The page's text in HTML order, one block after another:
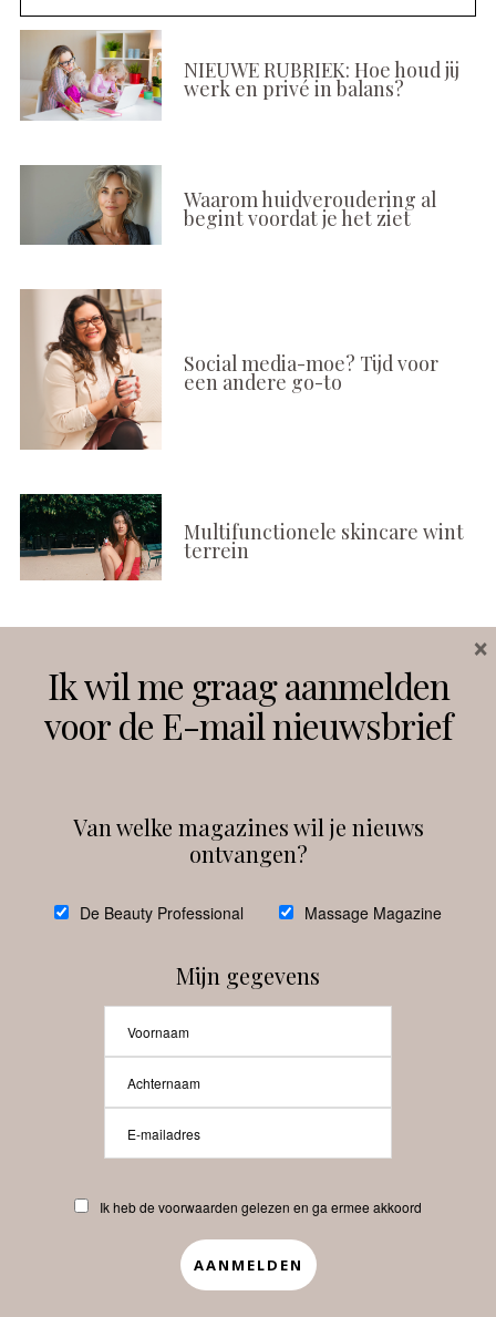
NIEUWE RUBRIEK: Hoe houd jij
werk en privé in balans?
Waarom huidveroudering al
begint voordat je het ziet
Social media-moe? Tijd voor
een andere go-to
Multifunctionele skincare wint
terrein
Instagram Facebook
debeautyprofessional
Beauty-Pro.nl
Abonneren Contact
APP
Ik wil me graag aanmelden
voor de E-mail nieuwsbrief
Van welke magazines wil je nieuws
ontvangen?
De Beauty Professional Massage Magazine
Mijn gegevens
Ik heb de voorwaarden gelezen en ga ermee akkoord
×